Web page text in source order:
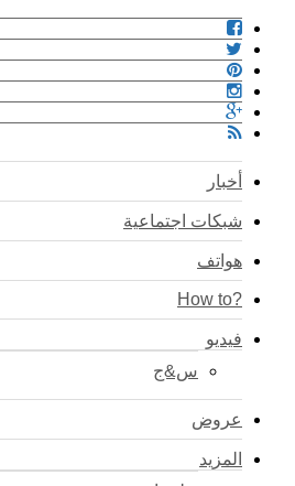
أخبار
شبكات اجتماعية
هواتف
?How to
فيديو
س&ج
عروض
المزيد